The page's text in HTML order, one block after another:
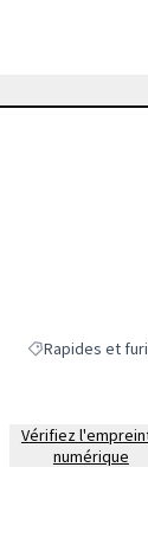
Filtrer les
Rapides et
Vérifiez l'empreinte
numérique